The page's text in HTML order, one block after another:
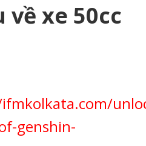
xe 50cc
genshin-